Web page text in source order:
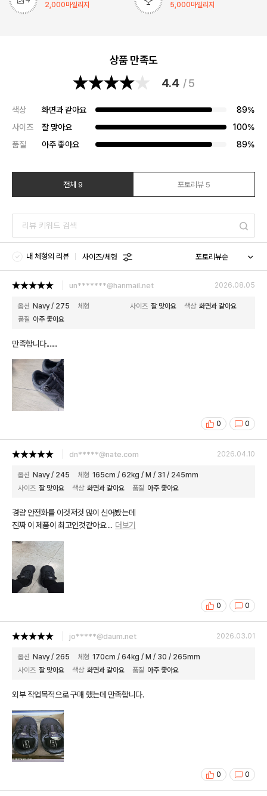
2,000마일리지 5,000마일리지
상품 만족도
4.4 / 5
색상 화면과 같아요
89%
사이즈
잘 맞아요
100%
품질
아주 좋아요 89%
전체 9 포토리뷰 5
내 체형의 리뷰 사이즈/체형
un*******@hanmail.net 2026.08.05
옵션 Navy / 275 체형 사이즈 잘 맞아요 색상 화면과 같아요
품질 아주 좋아요
만족합니다.......
0 0
dn*****@nate.com 2026.04.10
옵션 Navy / 245 체형 165cm / 62kg / M / 31 / 245mm
사이즈 잘 맞아요 색상 화면과 같아요 품질 아주 좋아요
경량 안전화를 이것저것 많이 신어봤는데
진짜 이 제품이 최고인것같아요... 더보기
0 0
jo*****@daum.net 2026.03.01
옵션 Navy / 265 체형 170cm / 64kg / M / 30 / 265mm
사이즈 잘 맞아요 색상 화면과 같아요 품질 아주 좋아요
외부 작업목적으로 구매 했는데 만족합니다.
0 0